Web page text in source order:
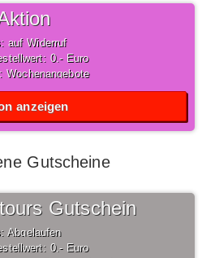
auf Widerruf
0,- Euro
Wochenangebote
anzeigen
Gutscheine
Gutschein
Abgelaufen
0,- Euro